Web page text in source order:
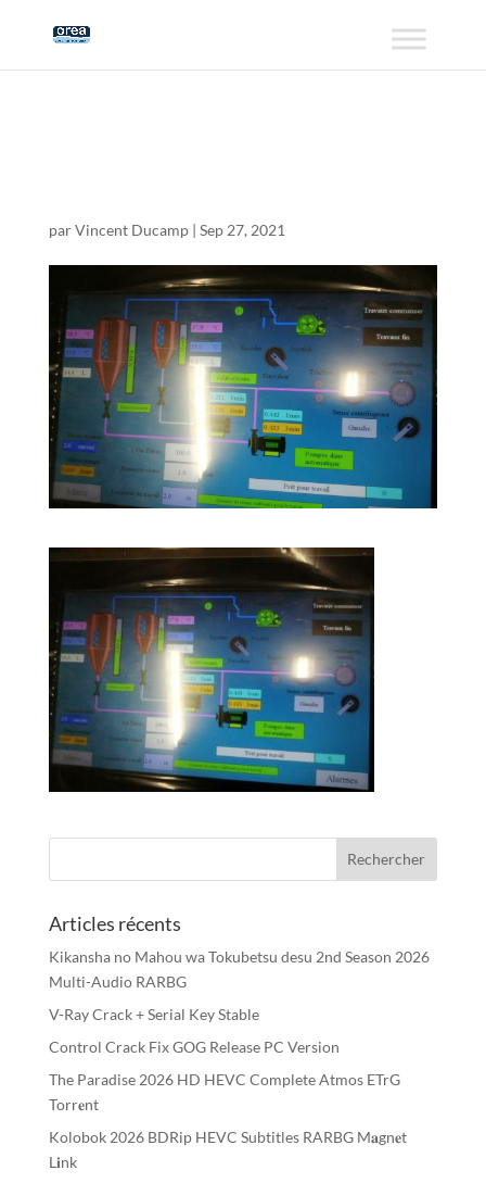
parVincent Ducamp| Sep 27, 2021
Articles récents
Kikansha no Mahou wa Tokubetsu desu 2nd Season 2026
Multi-Audio RARBG
V-Ray Crack + Serial Key Stable
Control Crack Fix GOG Release PC Version
The Paradise 2026 HD HEVC Complete Atmos ETrG
Torr𝐞nt
Kolobok 2026 BDRip HEVC Subtitles RARBG M𝐚gn𝐞t
L𝐢nk